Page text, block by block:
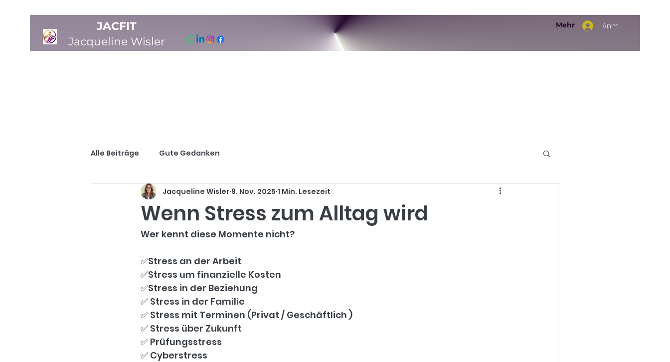
Mehr
JACFIT
Jacqueline Wisler
Anmelden
Alle Beiträge Gute Gedanken
Wenn Stress zum Alltag wird
Jacqueline Wisler 9. Nov. 2025 1 Min. Lesezeit
Wer kennt diese Momente nicht?
✅️Stress an der Arbeit
✅️Stress um finanzielle Kosten
✅️Stress in der Beziehung
✅️ Stress in der Familie
✅️ Stress mit Terminen (Privat / Geschäftlich )
✅️ Stress über Zukunft
✅️ Prüfungsstress
✅ ️Cyberstress